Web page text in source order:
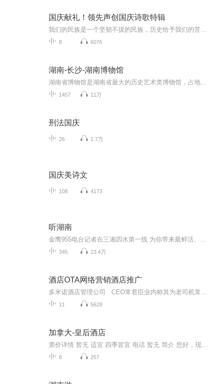
国庆献礼！领先声创国庆诗歌特辑
8 6076
湖南-长沙-湖南博物馆
1457 11万
刑法国庆
26 1.7万
国庆美诗文
108 4173
听湖南
345 23.4万
酒店OTA网络营销酒店推广
11 5628
加拿大-皇后酒店
8 257